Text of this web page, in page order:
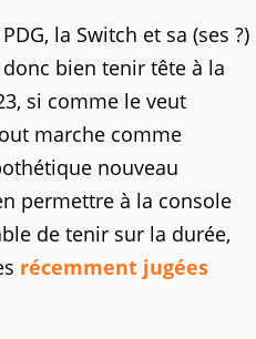
la Switch et sa (ses ?)
bien tenir tête à la
si comme le veut
marche comme
nouveau
permettre à la console
de tenir sur la durée,
récemment jugées